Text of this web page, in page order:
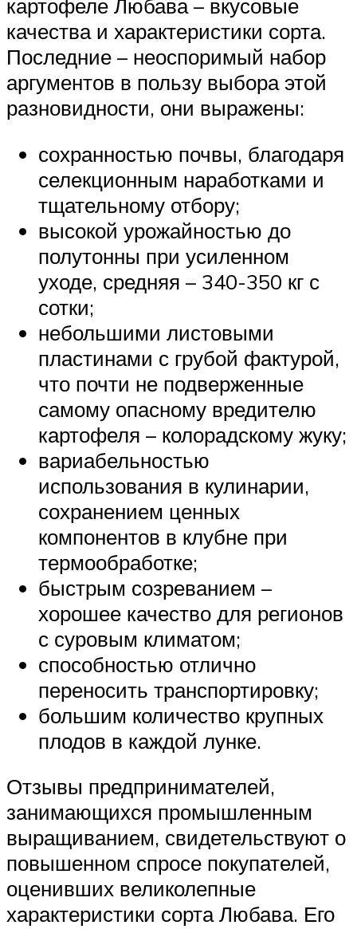
картофеле Любава – вкусовые
качества и характеристики сорта.
Последние – неоспоримый набор
аргументов в пользу выбора этой
разновидности, они выражены:
сохранностью почвы, благодаря
селекционным наработками и
тщательному отбору;
высокой урожайностью до
полутонны при усиленном
уходе, средняя – 340-350 кг с
сотки;
небольшими листовыми
пластинами с грубой фактурой,
что почти не подверженные
самому опасному вредителю
картофеля – колорадскому жуку;
вариабельностью
использования в кулинарии,
сохранением ценных
компонентов в клубне при
термообработке;
быстрым созреванием –
хорошее качество для регионов
с суровым климатом;
способностью отлично
переносить транспортировку;
большим количество крупных
плодов в каждой лунке.
Отзывы предпринимателей,
занимающихся промышленным
выращиванием, свидетельствуют о
повышенном спросе покупателей,
оценивших великолепные
характеристики сорта Любава. Его